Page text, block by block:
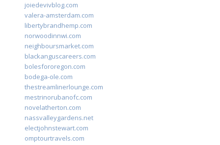
joiedevivblog.com
valera-amsterdam.com
libertybrandhemp.com
norwoodinnwi.com
neighboursmarket.com
blackanguscareers.com
bolesfororegon.com
bodega-ole.com
thestreamlinerlounge.com
mestrinorubanofc.com
novelatherton.com
nassvalleygardens.net
electjohnstewart.com
omptourtravels.com